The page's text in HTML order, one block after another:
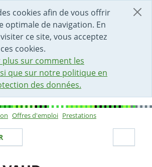
cookies afin de vous offrir
optimale de navigation. En
ce site, vous acceptez
cookies.
plus sur comment les
que sur notre politique en
des données.
DE LA PAGE
DE RECHERCHE
CONTACT
Offres d'emploi Prestations